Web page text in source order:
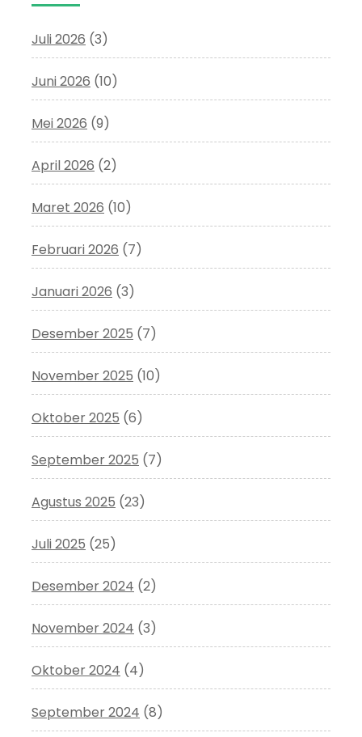
Juli 2026 (3)
Juni 2026 (10)
Mei 2026 (9)
April 2026 (2)
Maret 2026 (10)
Februari 2026 (7)
Januari 2026 (3)
Desember 2025 (7)
November 2025 (10)
Oktober 2025 (6)
September 2025 (7)
Agustus 2025 (23)
Juli 2025 (25)
Desember 2024 (2)
November 2024 (3)
Oktober 2024 (4)
September 2024 (8)